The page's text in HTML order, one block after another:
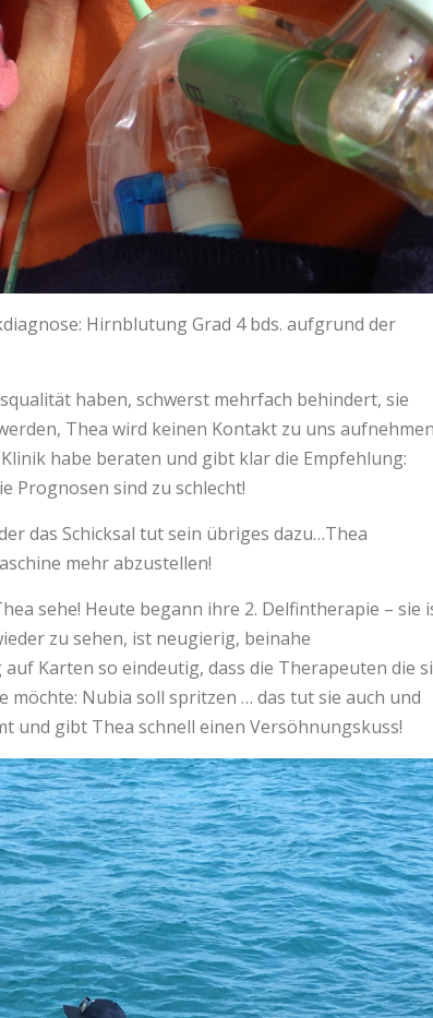
Hirnblutung Grad 4 bds. aufgrund der
haben, schwerst mehrfach behindert, sie
Thea wird keinen Kontakt zu uns
habe beraten und gibt klar die Empfehlung:
Prognosen sind zu schlecht!
das Schicksal tut sein übriges dazu…Thea
mehr abzustellen!
sehe! Heute begann ihre 2. Delfintherapie – sie
zu sehen, ist neugierig, beinahe
Karten so eindeutig, dass die Therapeuten die
möchte: Nubia soll spritzen … das tut sie auch und
und gibt Thea schnell einen Versöhnungskuss!